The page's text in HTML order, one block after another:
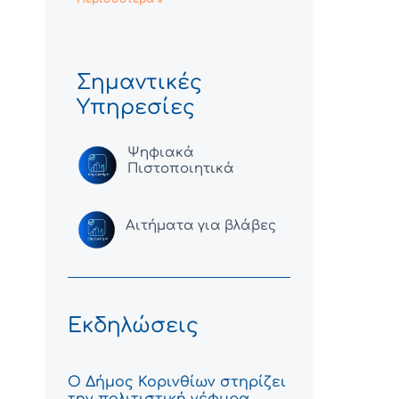
Σημαντικές
Υπηρεσίες
Ψηφιακά
Πιστοποιητικά
Αιτήματα για βλάβες
Εκδηλώσεις
Ο Δήμος Κορινθίων στηρίζει